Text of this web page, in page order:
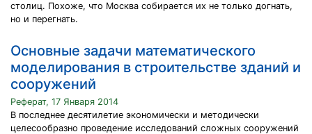
столиц. Похоже, что Москва собирается их не только догнать,
но и перегнать.
Основные задачи математического
моделирования в строительстве зданий и
сооружений
Реферат, 17 Января 2014
В последнее десятилетие экономически и методически
целесообразно проведение исследований сложных сооружений